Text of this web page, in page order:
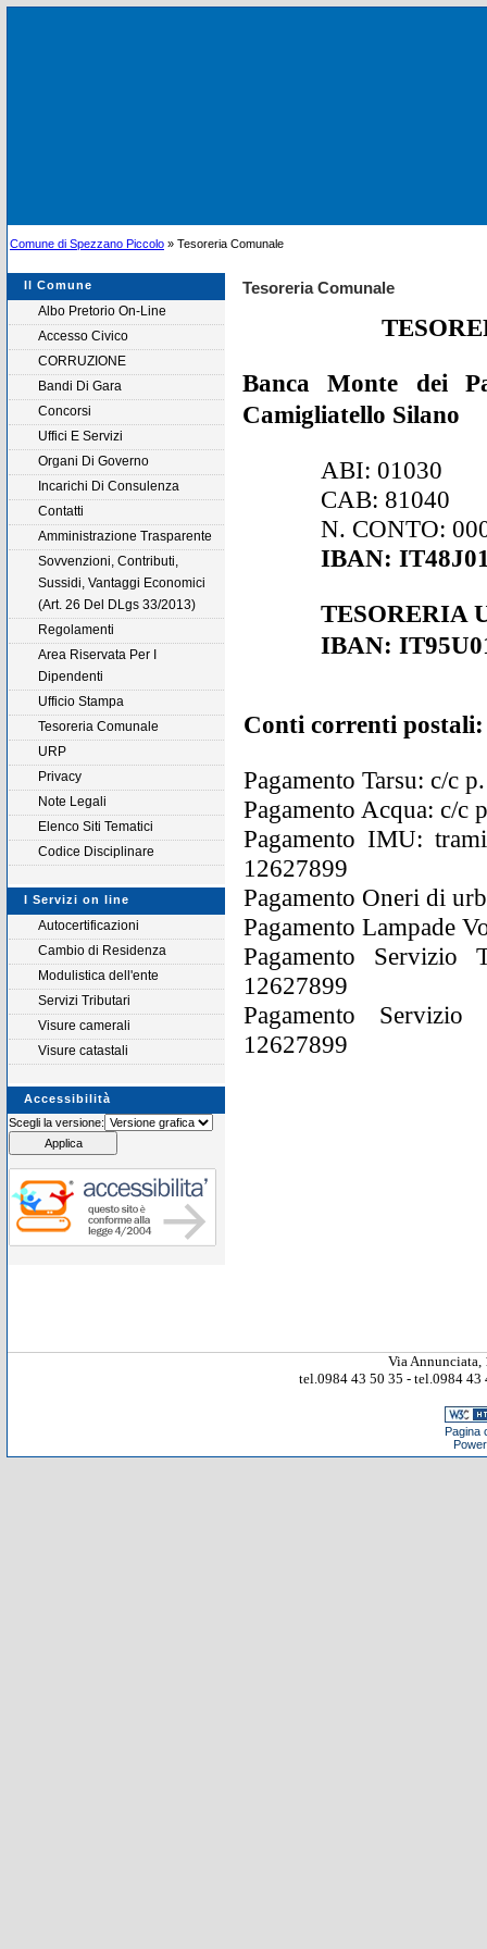
Comune di Spezzano Piccolo » Tesoreria Comunale
Il Comune
Albo Pretorio On-Line
Accesso Civico
CORRUZIONE
Bandi Di Gara
Concorsi
Uffici E Servizi
Organi Di Governo
Incarichi Di Consulenza
Contatti
Amministrazione Trasparente
Sovvenzioni, Contributi,
Sussidi, Vantaggi Economici
(Art. 26 Del DLgs 33/2013)
Regolamenti
Area Riservata Per I
Dipendenti
Ufficio Stampa
Tesoreria Comunale
URP
Privacy
Note Legali
Elenco Siti Tematici
Codice Disciplinare
I Servizi on line
Autocertificazioni
Cambio di Residenza
Modulistica dell'ente
Servizi Tributari
Visure camerali
Visure catastali
Accessibilità
Scegli la versione:
Tesoreria Comunale
Banca Monte dei
Camigliatello Silano
ABI: 01030
CAB: 81040
N. CONTO:
IBAN:
TESORERIA
IBAN:
Conti correnti postali:
Pagamento Tarsu: c/c
Pagamento Acqua: c/c
Pagamento IMU:
12627899
Pagamento Oneri di
Pagamento Lampade
Pagamento Servizio
12627899
Pagamento
12627899
Via Annunciata,
tel.0984 43 50 35 - tel.0984
Pagina